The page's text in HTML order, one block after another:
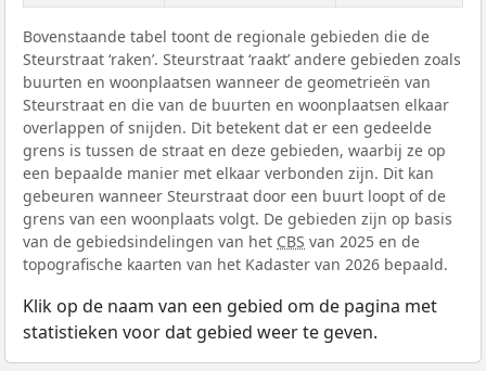
Bovenstaande tabel toont de regionale gebieden die de
Steurstraat ‘raken’. Steurstraat ‘raakt’ andere gebieden zoals
buurten en woonplaatsen wanneer de geometrieën van
Steurstraat en die van de buurten en woonplaatsen elkaar
overlappen of snijden. Dit betekent dat er een gedeelde
grens is tussen de straat en deze gebieden, waarbij ze op
een bepaalde manier met elkaar verbonden zijn. Dit kan
gebeuren wanneer Steurstraat door een buurt loopt of de
grens van een woonplaats volgt. De gebieden zijn op basis
van de gebiedsindelingen van het CBS van 2025 en de
topografische kaarten van het Kadaster van 2026 bepaald.
Klik op de naam van een gebied om de pagina met
statistieken voor dat gebied weer te geven.